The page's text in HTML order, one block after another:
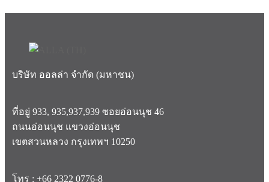
บริษัท ออลล่า จำกัด (มหาชน)
ที่อยู่ 933, 935,937,939 ซอยอ่อนนุช 46
ถนนอ่อนนุช แขวงอ่อนนุช
เขตสวนหลวง กรุงเทพฯ 10250
โทร : +66 2322 0776-8